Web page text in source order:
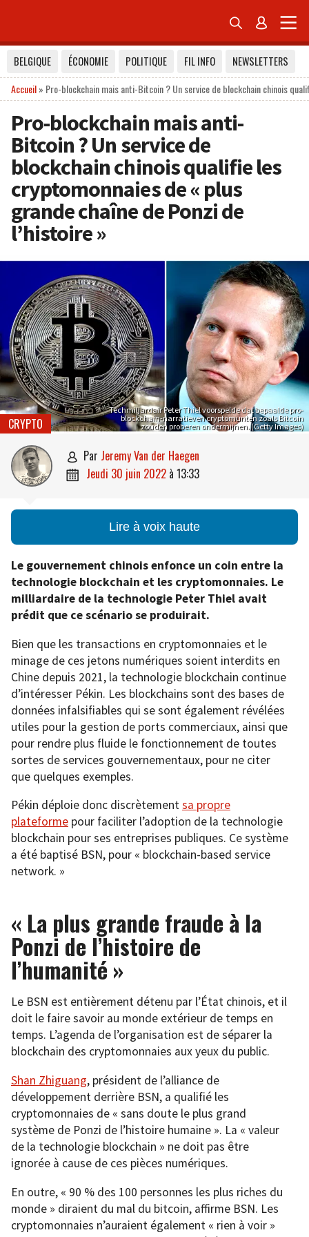
 
BELGIQUE ÉCONOMIE POLITIQUE FIL INFO
NEWSLETTERS
Accueil» Pro-blockchain mais anti-Bitcoin ? Un service de blockchain chinois
Pro-blockchain mais anti-
Bitcoin ? Un service de
blockchain chinois qualifie les
cryptomonnaies de « plus
grande chaîne de Ponzi de
l’histoire »
Techmiljardair Peter Thiel voorspelde dat bepaalde pro-
blockchain-narratieven cryptomunten zoals Bitcoin
zouden proberen ondermijnen. (Getty Images)
CRYPTO
 par Jeremy Van der Haegen
 jeudi 30 juin 2022 à 13:33
Lire à voix haute
Le gouvernement chinois enfonce un coin entre la
technologie blockchain et les cryptomonnaies. Le
milliardaire de la technologie Peter Thiel avait
prédit que ce scénario se produirait.
Bien que les transactions en cryptomonnaies et le
minage de ces jetons numériques soient interdits en
Chine depuis 2021, la technologie blockchain continue
d’intéresser Pékin. Les blockchains sont des bases de
données infalsifiables qui se sont également révélées
utiles pour la gestion de ports commerciaux, ainsi que
pour rendre plus fluide le fonctionnement de toutes
sortes de services gouvernementaux, pour ne citer
que quelques exemples.
Pékin déploie donc discrètementsa propre
plateforme pour faciliter l’adoption de la technologie
blockchain pour ses entreprises publiques. Ce système
a été baptisé BSN, pour « blockchain-based service
network. »
« La plus grande fraude à la
Ponzi de l’histoire de
l’humanité »
Le BSN est entièrement détenu par l’État chinois, et il
doit le faire savoir au monde extérieur de temps en
temps. L’agenda de l’organisation est de séparer la
blockchain des cryptomonnaies aux yeux du public.
Shan Zhiguang, président de l’alliance de
développement derrière BSN, a qualifié les
cryptomonnaies de « sans doute le plus grand
système de Ponzi de l’histoire humaine ». La « valeur
de la technologie blockchain » ne doit pas être
ignorée à cause de ces pièces numériques.
En outre, « 90 % des 100 personnes les plus riches du
monde » diraient du mal du bitcoin, affirme BSN. Les
cryptomonnaies n’auraient également « rien à voir »